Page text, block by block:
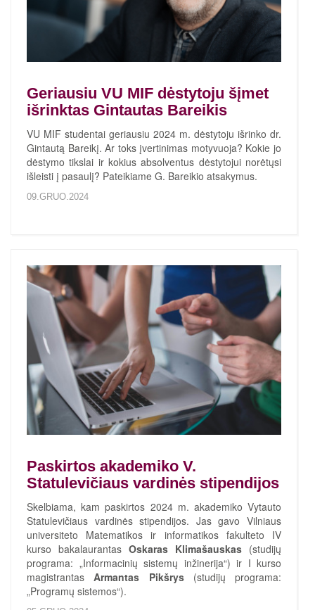
Geriausiu VU MIF dėstytoju šįmet
išrinktas Gintautas Bareikis
VU MIF studentai geriausiu 2024 m. dėstytoju išrinko dr.
Gintautą Bareikį. Ar toks įvertinimas motyvuoja? Kokie jo
dėstymo tikslai ir kokius absolventus dėstytojui norėtųsi
išleisti į pasaulį? Pateikiame G. Bareikio atsakymus.
09.GRUO.2024
Paskirtos akademiko V.
Statulevičiaus vardinės stipendijos
Skelbiama, kam paskirtos 2024 m. akademiko Vytauto
Statulevičiaus vardinės stipendijos. Jas gavo Vilniaus
universiteto Matematikos ir informatikos fakulteto IV
kurso bakalaurantas Oskaras Klimašauskas (studijų
programa: „Informacinių sistemų inžinerija“) ir I kurso
magistrantas Armantas Pikšrys(studijų programa:
„Programų sistemos“).